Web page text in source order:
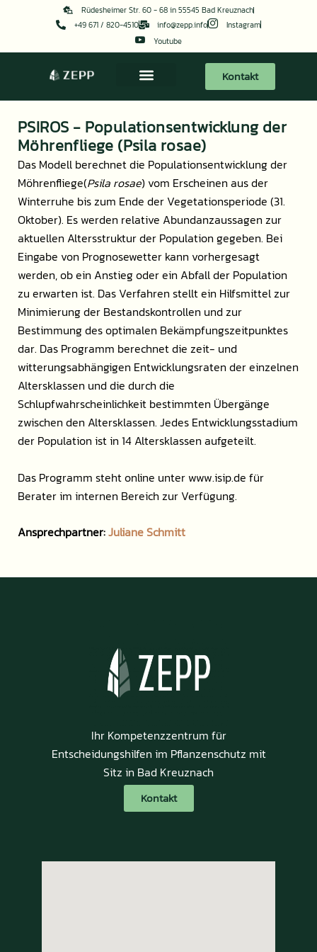
Rüdesheimer Str. 60 - 68 in 55545 Bad Kreuznach
+49 671 / 820-4510
info@zepp.info
Instagram
Youtube
Kontakt
PSIROS - Populationsentwicklung der
Möhrenfliege (Psila rosae)
Das Modell berechnet die Populationsentwicklung der
Möhrenfliege(Psila rosae) vom Erscheinen aus der
Winterruhe bis zum Ende der Vegetationsperiode (31.
Oktober). Es werden relative Abundanzaussagen zur
aktuellen Altersstruktur der Population gegeben. Bei
Eingabe von Prognosewetter kann vorhergesagt
werden, ob ein Anstieg oder ein Abfall der Population
zu erwarten ist. Das Verfahren stellt ein Hilfsmittel zur
Minimierung der Bestandskontrollen und zur
Bestimmung des optimalen Bekämpfungszeitpunktes
dar. Das Programm berechnet die zeit- und
witterungsabhängigen Entwicklungsraten der einzelnen
Altersklassen und die durch die
Schlupfwahrscheinlichkeit bestimmten Übergänge
zwischen den Altersklassen. Jedes Entwicklungsstadium
der Population ist in 14 Altersklassen aufgeteilt.
Das Programm steht online unter www.isip.de für
Berater im internen Bereich zur Verfügung.
Ansprechpartner:Juliane Schmitt
Ihr Kompetenzzentrum für
Entscheidungshilfen im Pflanzenschutz mit
Sitz in Bad Kreuznach
Kontakt